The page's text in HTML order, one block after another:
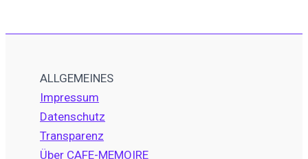
ALLGEMEINES
Impressum
Datenschutz
Transparenz
Über CAFE-MEMOIRE